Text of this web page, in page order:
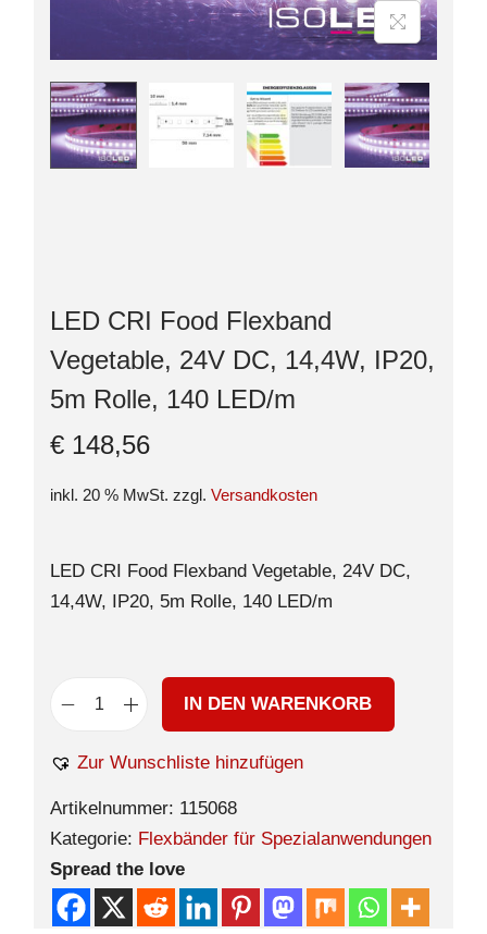
LED CRI Food Flexband
Vegetable, 24V DC, 14,4W, IP20,
5m Rolle, 140 LED/m
€ 148,56
inkl. 20 % MwSt. zzgl. Versandkosten
LED CRI Food Flexband Vegetable, 24V DC,
14,4W, IP20, 5m Rolle, 140 LED/m
IN DEN WARENKORB
Zur Wunschliste hinzufügen
Artikelnummer: 115068
Kategorie: Flexbänder für Spezialanwendungen
Spread the love